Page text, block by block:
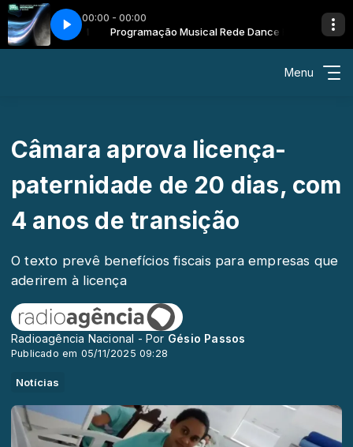
00:00 - 00:00
Dance FM Programação Musical Rede Dance FM
Space Motion - Moonlight
Menu
Câmara aprova licença-
paternidade de 20 dias, com
4 anos de transição
O texto prevê benefícios fiscais para empresas que
aderirem à licença
Radioagência Nacional - Por Gésio Passos
Publicado em 05/11/2025 09:28
Notícias